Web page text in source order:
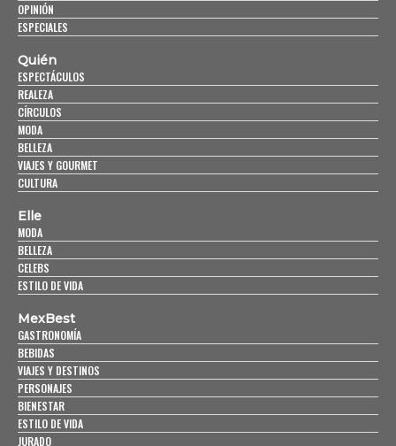
OPINIÓN
ESPECIALES
Quién
ESPECTÁCULOS
REALEZA
CÍRCULOS
MODA
BELLEZA
VIAJES Y GOURMET
CULTURA
Elle
MODA
BELLEZA
CELEBS
ESTILO DE VIDA
MexBest
GASTRONOMÍA
BEBIDAS
VIAJES Y DESTINOS
PERSONAJES
BIENESTAR
ESTILO DE VIDA
JURADO